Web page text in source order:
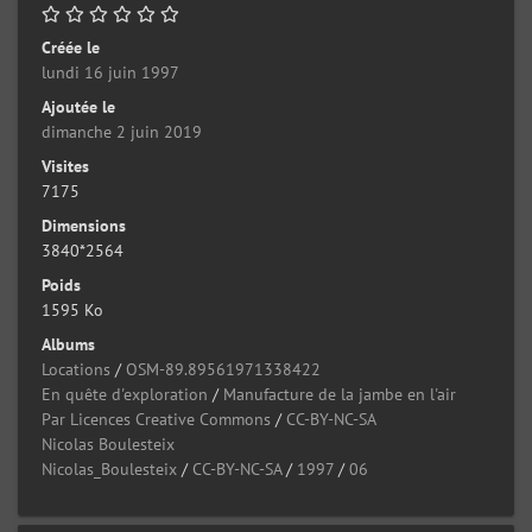
Créée le
lundi 16 juin 1997
Ajoutée le
dimanche 2 juin 2019
Visites
7175
Dimensions
3840*2564
Poids
1595 Ko
Albums
Locations / OSM-89.89561971338422
En quête d'exploration / Manufacture de la jambe en l'air
Par Licences Creative Commons / CC-BY-NC-SA
Nicolas Boulesteix
Nicolas_Boulesteix / CC-BY-NC-SA/ 1997 /06